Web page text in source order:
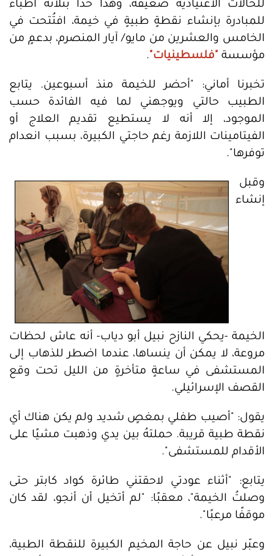
للحالات الاعتيادية ضعيفة، وهذا حدا بثلاثة أطباء
للمبادرة بإنشاء نقطةٍ طبيةٍ في خيمة، افتُتحت في
الخامس والعشرين من مايو/ آيار المنصرم، بدعمٍ من
مؤسسة "فلسطينيات".
تخبرنا أماني: "أحضر للخيمة منذ أسبوعين. يتابع
الطبيب حالتي ويوجهني لما فيه الفائدة حسب
الموجود، إلا أنه لا يستطيع تقديم العلاج أو
الفيتامينات اللازمة رغم حاجتي الكبيرة، بسبب انعدام
توفرها".
وقبل
إنشاء
الخيمة -يحكي النازح نبيل أبو دياب- أنه عاش لحظات
مروعة، لا يمكن أن ينساها، عندما اضطر للذهاب إلى
المستشفى في ساعةٍ متأخرةٍ من الليل تحت وقع
القصف الإسرائيلي.
يقول: "أصيب طفلي بمغصٍ شديد ولم يكن هناك أي
نقطة طبية قريبة. حملتهُ بين يدي وذهبت مشيًا على
الأقدام للمستشفى".
يتابع: "أثناء عودتي لاحقتني طائرة كواد كابتر حتى
وصلتُ الخيمة"، معقبًا: "لم أتخيل أن أنجو، لقد كان
موقفًا مرعبًا".
وعبّر نبيل عن حاجة المخيم الكبيرة للنقطة الطبية،